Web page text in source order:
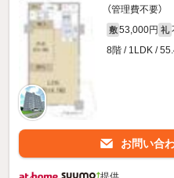
（管理費不要）
敷 53,000円 礼
8階 / 1LDK /
お問い合